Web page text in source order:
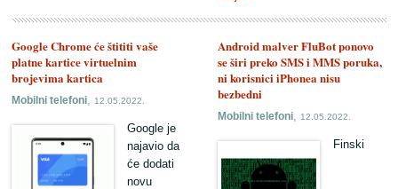
Android malver FluBot ponovo
se širi preko SMS i MMS poruka,
ni korisnici iPhonea nisu
bezbedni
Mobilni telefoni,12.05.2022.
Finski
Google Chrome će štititi vaše
platne kartice virtuelnim
brojevima kartica
Mobilni telefoni,12.05.2022.
Google je
najavio da
će dodati
novu